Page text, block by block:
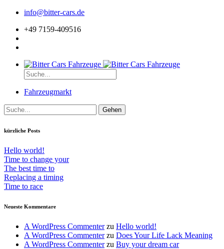
info@bitter-cars.de
+49 7159-409516
Fahrzeugmarkt
Suchen
nach:
kürzliche Posts
Hello world!
Time to change your
The best time to
Replacing a timing
Time to race
Neueste Kommentare
A WordPress Commenterzu Hello world!
A WordPress Commenterzu Does Your Life Lack Meaning
A WordPress Commenterzu Buy your dream car